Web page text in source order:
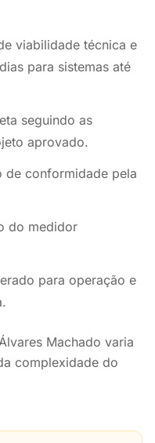
viabilidade técnica e
para sistemas até
seguindo as
aprovado.
de conformidade pela
do medidor
para operação e
Machado varia
complexidade do